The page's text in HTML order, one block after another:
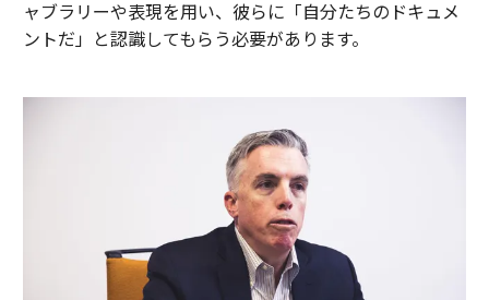
ャブラリーや表現を用い、彼らに「自分たちのドキュメ
ントだ」と認識してもらう必要があります。